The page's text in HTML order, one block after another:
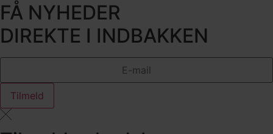
FÅ NYHEDER
DIREKTE I INDBAKKEN
Tilmeld